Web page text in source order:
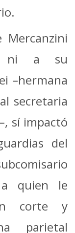
ni a su
–hermana
secretaria
sí impactó
del
a quien le
corte y
parietal